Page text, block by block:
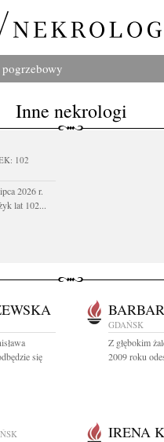
Inne nekrologi
102
2026 r.
lat 102...
się
GDAŃSK
Z głębokim
2009 roku
IRENA